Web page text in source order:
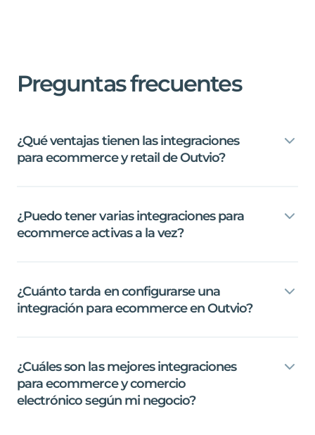
Preguntasfrecuentes
¿Quéventajas tienen las integraciones
paraecommerce y retaildeOutvio?
¿Puedotener varias integraciones para
ecommerceactivasa lavez?
¿Cuántotarda en configurarse una
integración paraecommerceenOutvio?
¿Cuálesson las mejores integraciones
paraecommerce ycomercio
electrónico según mi negocio?